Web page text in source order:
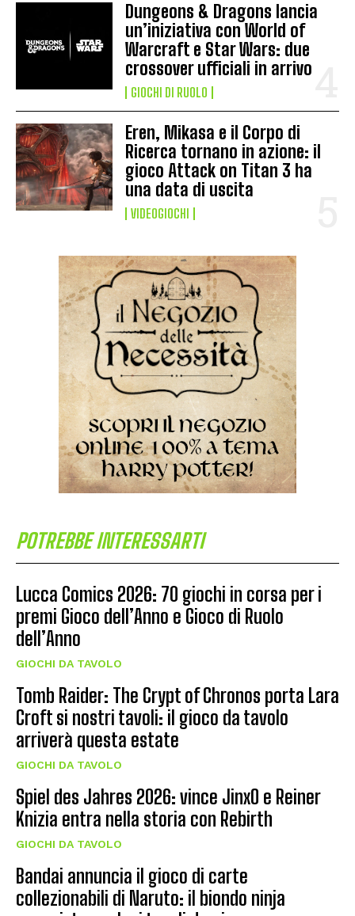
Dungeons & Dragons lancia
un’iniziativa con World of
Warcraft e Star Wars: due
crossover ufficiali in arrivo
GIOCHI DI RUOLO
Eren, Mikasa e il Corpo di
Ricerca tornano in azione: il
gioco Attack on Titan 3 ha
una data di uscita
VIDEOGIOCHI
POTREBBE INTERESSARTI
Lucca Comics 2026: 70 giochi in corsa per i
premi Gioco dell’Anno e Gioco di Ruolo
dell’Anno
GIOCHI DA TAVOLO
Tomb Raider: The Crypt of Chronos porta Lara
Croft si nostri tavoli: il gioco da tavolo
arriverà questa estate
GIOCHI DA TAVOLO
Spiel des Jahres 2026: vince JinxO e Reiner
Knizia entra nella storia con Rebirth
GIOCHI DA TAVOLO
Bandai annuncia il gioco di carte
collezionabili di Naruto: il biondo ninja